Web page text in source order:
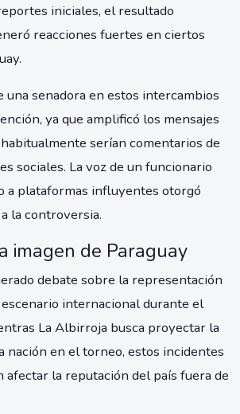
iniciales, el resultado
reacciones fuertes en ciertos
una senadora en estos intercambios
ya que amplificó los mensajes
serían comentarios de
sociales. La voz de un funcionario
a plataformas influyentes otorgó
la controversia.
imagen de Paraguay
debate sobre la representación
internacional durante el
La Albirroja busca proyectar la
nación en el torneo, estos incidentes
afectar la reputación del país fuera de